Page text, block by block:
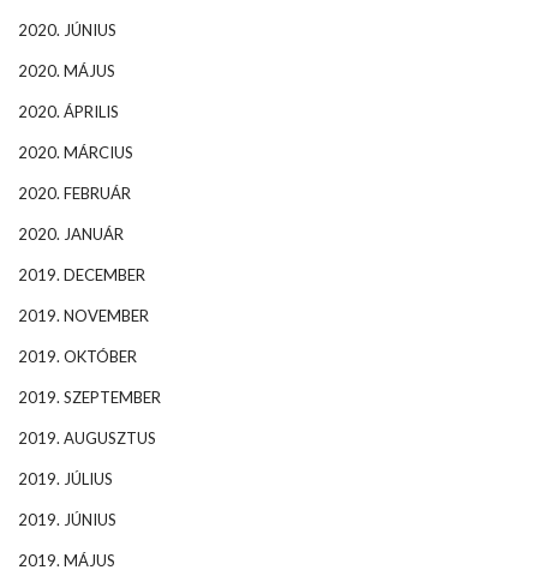
2020. JÚNIUS
2020. MÁJUS
2020. ÁPRILIS
2020. MÁRCIUS
2020. FEBRUÁR
2020. JANUÁR
2019. DECEMBER
2019. NOVEMBER
2019. OKTÓBER
2019. SZEPTEMBER
2019. AUGUSZTUS
2019. JÚLIUS
2019. JÚNIUS
2019. MÁJUS